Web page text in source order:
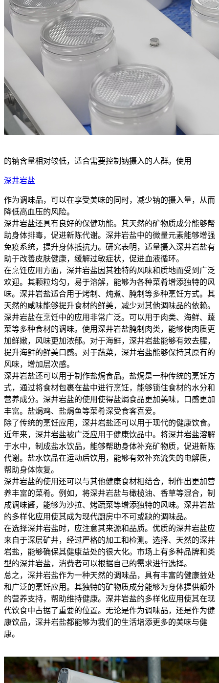
的钠含量相对较低，适合需要控制钠摄入的人群。使用
深井岩盐
作为调味品，可以在享受美味的同时，减少钠的摄入量，从而
降低高血压的风险。
深井岩盐还具有良好的保健功能。其天然的矿物质成分能够帮
助身体排毒，促进新陈代谢。深井岩盐中的微量元素能够增强
免疫系统，提升身体抵抗力。研究表明，适量摄入深井岩盐有
助于改善皮肤健康，缓解过敏症状，促进血液循环。
在烹饪应用方面，深井岩盐因其独特的风味和质地而受到广泛
欢迎。其颗粒均匀，易于溶解，能够为各种菜肴增添独特的风
味。深井岩盐适合用于烤制、炖煮、腌制等多种烹饪方式。其
天然的咸味能够提升食材的鲜美，减少对其他调味品的依赖。
深井岩盐在烹饪中的应用非常广泛。可以用于肉类、海鲜、蔬
菜等多种食材的调味。使用深井岩盐腌制肉类，能够使肉质更
加鲜嫩，风味更加浓郁。对于海鲜，深井岩盐能够有效去腥，
提升海鲜的鲜美口感。对于蔬菜，深井岩盐能够保持其原有的
风味，增加层次感。
深井岩盐还可以用于制作盐焗食品。盐焗是一种传统的烹饪方
式，通过将食材包裹在盐中进行烹饪，能够锁住食材的水分和
营养成分。深井岩盐的使用使得盐焗食品更加美味，口感更加
丰富。盐焗鸡、盐焗鱼等菜肴深受食客喜爱。
除了传统的烹饪应用，深井岩盐还可以用于现代的健康饮食。
近年来，深井岩盐被广泛应用于健康饮品中。将深井岩盐溶解
于水中，制成盐水饮品，能够帮助身体补充矿物质，促进新陈
代谢。盐水饮品在运动后饮用，能够有效补充流失的电解质，
帮助身体恢复。
深井岩盐的使用还可以与其他健康食材相结合，制作出更加营
养丰富的菜肴。例如，将深井岩盐与橄榄油、香草等混合，制
成调味酱，能够为沙拉、烤蔬菜等增添独特的风味。深井岩盐
的多样化应用使其成为现代厨房中不可或缺的调味品。
在选择深井岩盐时，应注意其来源和品质。优质的深井岩盐应
来自于深层矿井，经过严格的加工和检测。选择、天然的深井
岩盐，能够确保其健康益处的很大化。市场上有多种品牌和类
型的深井岩盐，消费者可以根据自己的需求进行选择。
总之，深井岩盐作为一种天然的调味品，具有丰富的健康益处
和广泛的烹饪应用。其独特的矿物质成分能够为身体提供额外
的营养支持，帮助维持健康。深井岩盐的多样化应用使其在现
代饮食中占据了重要的位置。无论是作为调味品，还是作为健
康饮品，深井岩盐都能够为我们的生活增添更多的美味与健
康。